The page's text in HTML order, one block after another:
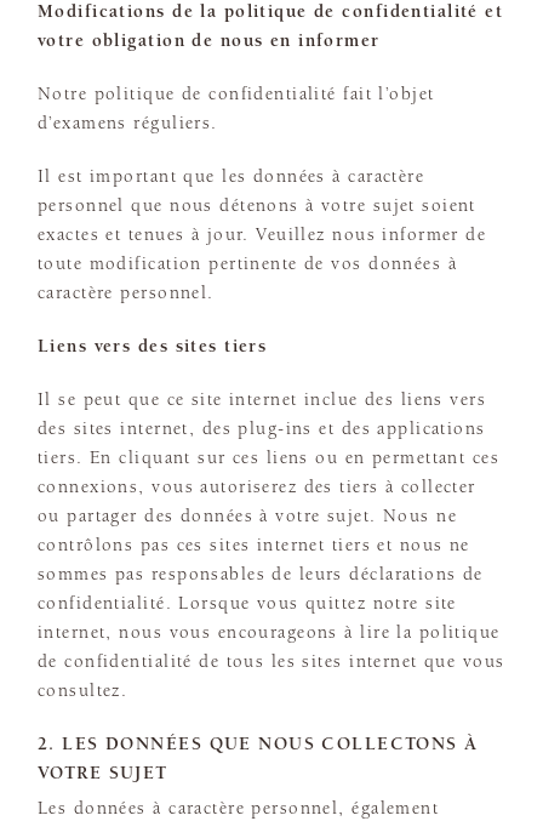
Modifications de la politique de confidentialité et
votre obligation de nous en informer
Notre politique de confidentialité fait l’objet
d’examens réguliers.
Il est important que les données à caractère
personnel que nous détenons à votre sujet soient
exactes et tenues à jour. Veuillez nous informer de
toute modification pertinente de vos données à
caractère personnel.
Liens vers des sites tiers
Il se peut que ce site internet inclue des liens vers
des sites internet, des plug-ins et des applications
tiers. En cliquant sur ces liens ou en permettant ces
connexions, vous autoriserez des tiers à collecter
ou partager des données à votre sujet. Nous ne
contrôlons pas ces sites internet tiers et nous ne
sommes pas responsables de leurs déclarations de
confidentialité. Lorsque vous quittez notre site
internet, nous vous encourageons à lire la politique
de confidentialité de tous les sites internet que vous
consultez.
2. LES DONNÉES QUE NOUS COLLECTONS À
VOTRE SUJET
Les données à caractère personnel, également